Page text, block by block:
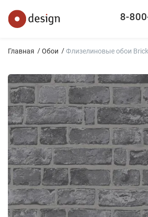
8-
Главная Обои Флизелиновые обои